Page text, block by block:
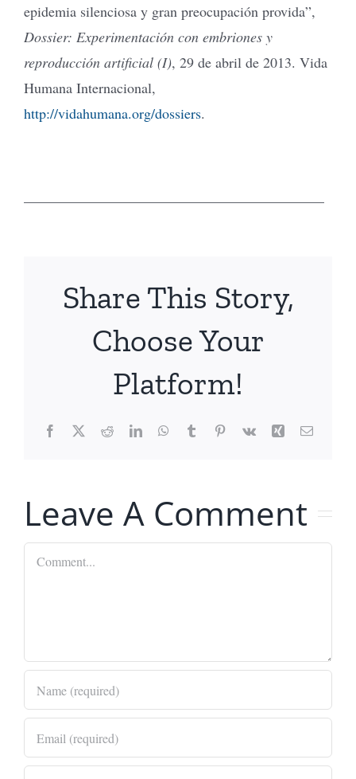
epidemia silenciosa y gran preocupación provida”,
Dossier: Experimentación con embriones y
reproducción artificial (I), 29 de abril de 2013. Vida
Humana Internacional,
http://vidahumana.org/dossiers.
Share This Story,
Choose Your
Platform!
Facebook
X RedditLinkedInWhatsApp
TumblrPinterest
Vk Xing Email
Leave A Comment
Comment